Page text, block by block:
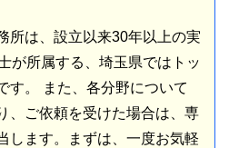
所は、設立以来30年以上の実
が所属する、埼玉県ではトッ
す。 また、各分野について
、ご依頼を受けた場合は、専
します。まずは、一度お気軽